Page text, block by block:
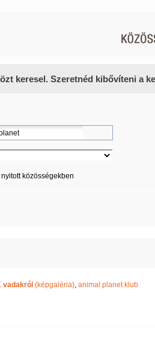
keresel. Szeretnéd kibővíteni a
közösségekben
vadakról (képgaléria), animal planet klub